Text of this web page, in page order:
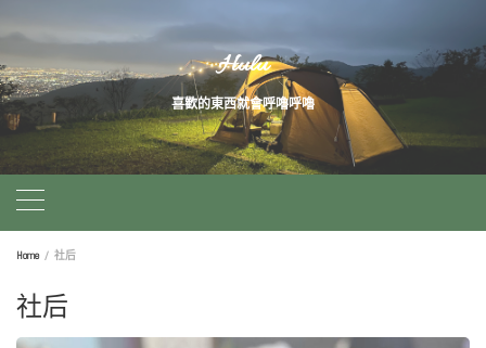
to
content
Hulu
喜歡的東西就會呼嚕呼嚕
Home 社后
社后